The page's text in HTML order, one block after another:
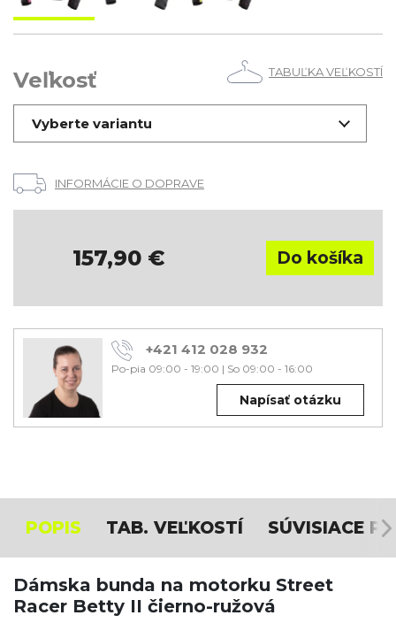
Veľkosť TABUĽKA VEĽKOSTÍ
Vyberte variantu
INFORMÁCIE O DOPRAVE
157,90 €
+421 412 028 932
Po-pia 09:00 - 19:00 | So 09:00 - 16:00
Napísať otázku
POPIS TAB. VEĽKOSTÍ SÚVISIACE
Dámska bunda na motorku Street
Racer Betty II čierno-ružová